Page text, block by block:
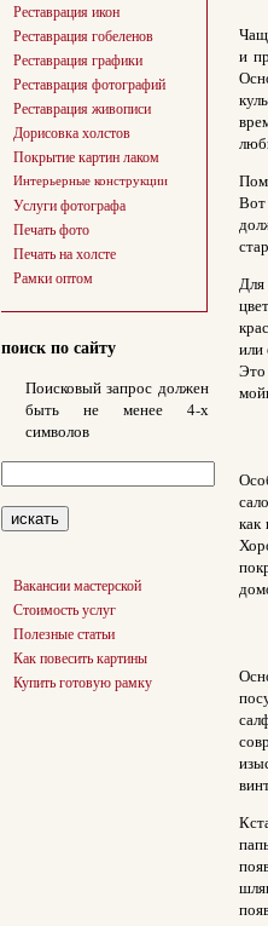
Реставрация икон
Реставрация гобеленов
Реставрация графики
Реставрация фотографий
Реставрация живописи
Дорисовка холстов
Покрытие картин лаком
Интерьерные конструкции
Услуги фотографа
Печать фото
Печать на холсте
Рамки оптом
поиск по сайту
Поисковый запрос должен
быть не менее 4-х
символов
Вакансии мастерской
Стоимость услуг
Полезные статьи
Как повесить картины
Купить готовую рамку
и
Для
или
Это
как